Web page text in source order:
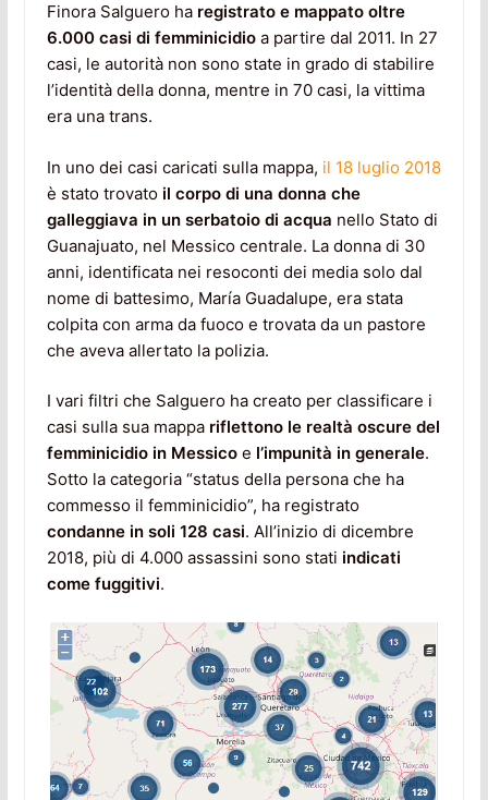
Finora Salguero ha registrato e mappato oltre
6.000 casi di femminicidioa partire dal 2011. In 27
casi, le autorità non sono state in grado di stabilire
l’identità della donna, mentre in 70 casi, la vittima
era una trans.
In uno dei casi caricati sulla mappa, il 18 luglio 2018
è stato trovato il corpo di una donna che
galleggiava in un serbatoio di acqua nello Stato di
Guanajuato, nel Messico centrale. La donna di 30
anni, identificata nei resoconti dei media solo dal
nome di battesimo, María Guadalupe, era stata
colpita con arma da fuoco e trovata da un pastore
che aveva allertato la polizia.
I vari filtri che Salguero ha creato per classificare i
casi sulla sua mappa riflettono le realtà oscure del
femminicidio in Messicoe l’impunità in generale.
Sotto la categoria “status della persona che ha
commesso il femminicidio”, ha registrato
condanne in soli 128 casi. All’inizio di dicembre
2018, più di 4.000 assassini sono stati indicati
come fuggitivi.